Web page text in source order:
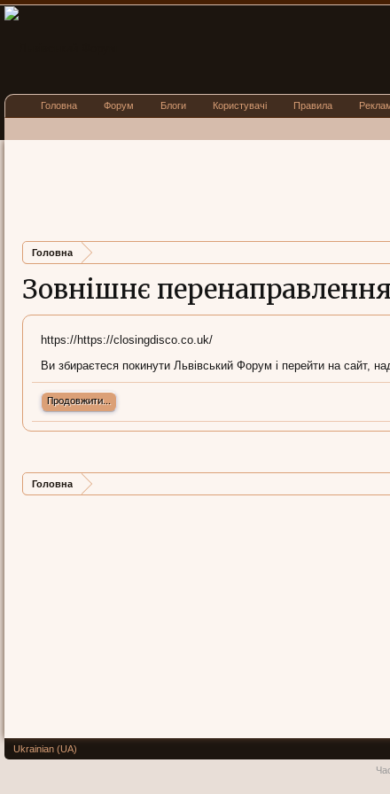
Головна
Зовнішнє перенаправлення
https://https://closingdisco.co.uk/
Ви збираєтеся покинути Львівський Форум і перейти на сайт,
Продовжити...
Головна
Головна Форум Блоги Користувачі Правила
Ukrainian (UA)